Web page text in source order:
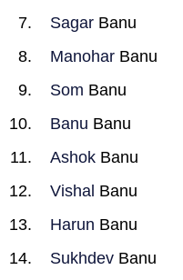
Sagar Banu
Manohar Banu
Som Banu
Banu Banu
Ashok Banu
Vishal Banu
Harun Banu
Sukhdev Banu